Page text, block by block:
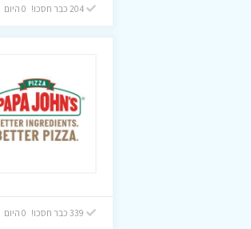
204 כבר חסכו! 0 היום